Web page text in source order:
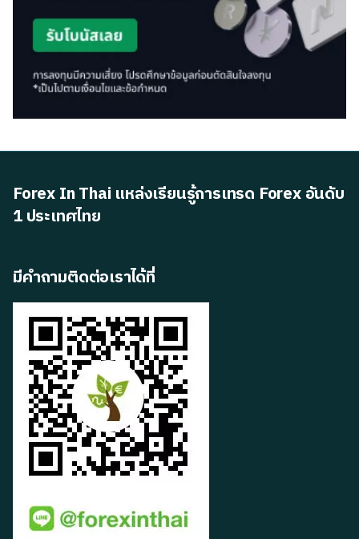
Forex In Thai แหล่งเรียนรู้การเทรด Forex อันดับ
1 ประเทศไทย
มีคำถามติดต่อเราได้ที่